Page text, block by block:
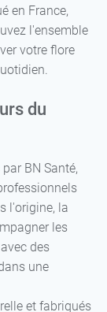
en France,
l'ensemble
votre flore
du
BN Santé,
l'origine, la
les
des
une
et fabriqués